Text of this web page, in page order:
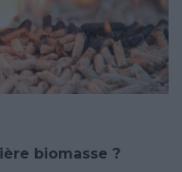
biomasse ?